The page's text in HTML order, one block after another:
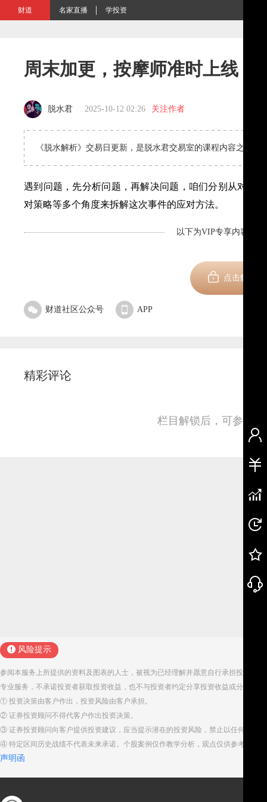
财道 名家直播 学投资
周末加更，按摩师准时上线！
脱水君 2025-10-12 02:26 关注作者
《脱水解析》交易日更新，是脱水君交易室的课程内容之一，
遇到问题，先分析问题，再解决问题，咱们分别从对方
对策略等多个角度来拆解这次事件的应对方法。
以下为VIP专享内容，剩
点击解锁
财道社区公众号 APP
精彩评论
栏目解锁后，可参与
风险提示
参阅本服务上所提供的资料及图表的人士，被视为已经理解并愿意自行承担投资服
专业服务，不承诺投资者获取投资收益，也不与投资者约定分享投资收益或分担投
① 投资决策由客户作出，投资风险由客户承担。
② 证券投资顾问不得代客户作出投资决策。
③ 证券投资顾问向客户提供投资建议，应当提示潜在的投资风险，禁止以任何方式
④ 特定区间历史战绩不代表未来承诺。个股案例仅作教学分析，观点仅供参考。股
声明函